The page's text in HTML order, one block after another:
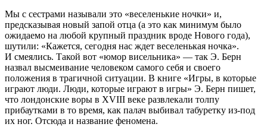
Мы с сестрами называли это «веселенькие ночки» и,
предсказывая новый запой отца (а это как минимум было
ожидаемо на любой крупный праздник вроде Нового года),
шутили: «Кажется, сегодня нас ждет веселенькая ночка».
И смеялись. Такой вот «юмор висельника» — так Э. Берн
назвал высмеивание человеком самого себя и своего
положения в трагичной ситуации. В книге «Игры, в которые
играют люди. Люди, которые играют в игры» Э. Берн пишет,
что лондонские воры в XVIII веке развлекали толпу
прибаутками в то время, как палач выбивал табуретку из-под
их ног. Отсюда и название феномена.